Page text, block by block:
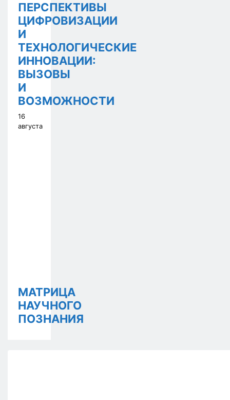
ПЕРСПЕКТИВЫ
ЦИФРОВИЗАЦИИ
И
ТЕХНОЛОГИЧЕСКИЕ
ИННОВАЦИИ:
ВЫЗОВЫ
И
ВОЗМОЖНОСТИ
16
августа
МАТРИЦА
НАУЧНОГО
ПОЗНАНИЯ